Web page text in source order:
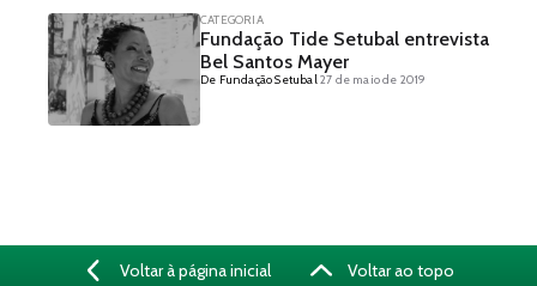
CATEGORIA
Fundação Tide Setubal entrevista
Bel Santos Mayer
De Fundação Setubal27 de maio de 2019
Voltar à página inicial Voltar ao topo